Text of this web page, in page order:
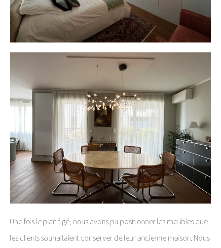
Une fois le plan figé, nous avons pu positionner les meubles que
les clients souhaitaient conserver de leur ancienne maison. Nous